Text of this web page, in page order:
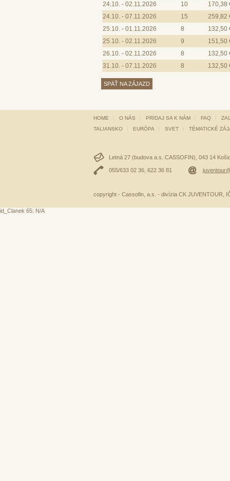
24.10. - 02.11.2026
10
170,38
24.10. - 07.11.2026
15
259,82
25.10. - 01.11.2026
8
132,50
25.10. - 02.11.2026
9
151,50
26.10. - 02.11.2026
8
132,50
31.10. - 07.11.2026
8 132,50
SPÄŤ NA ZÁJAZD
HOME O NÁS PRIDAJ SA K NÁM FAQ
TALIANSKO
EURÓPA SVET TÉMATICKÉ
Letná 27 (budova a.s. CASSOFIN), 043 14
055/633 02 36, 622 36 81
copyright - Cassofin, a.s. - divízia CK JUVENTOUR,
id_Clanek 65: N/A